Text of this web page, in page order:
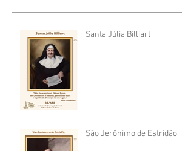
Santa Júlia Billiart
São Jerônimo de Estridão